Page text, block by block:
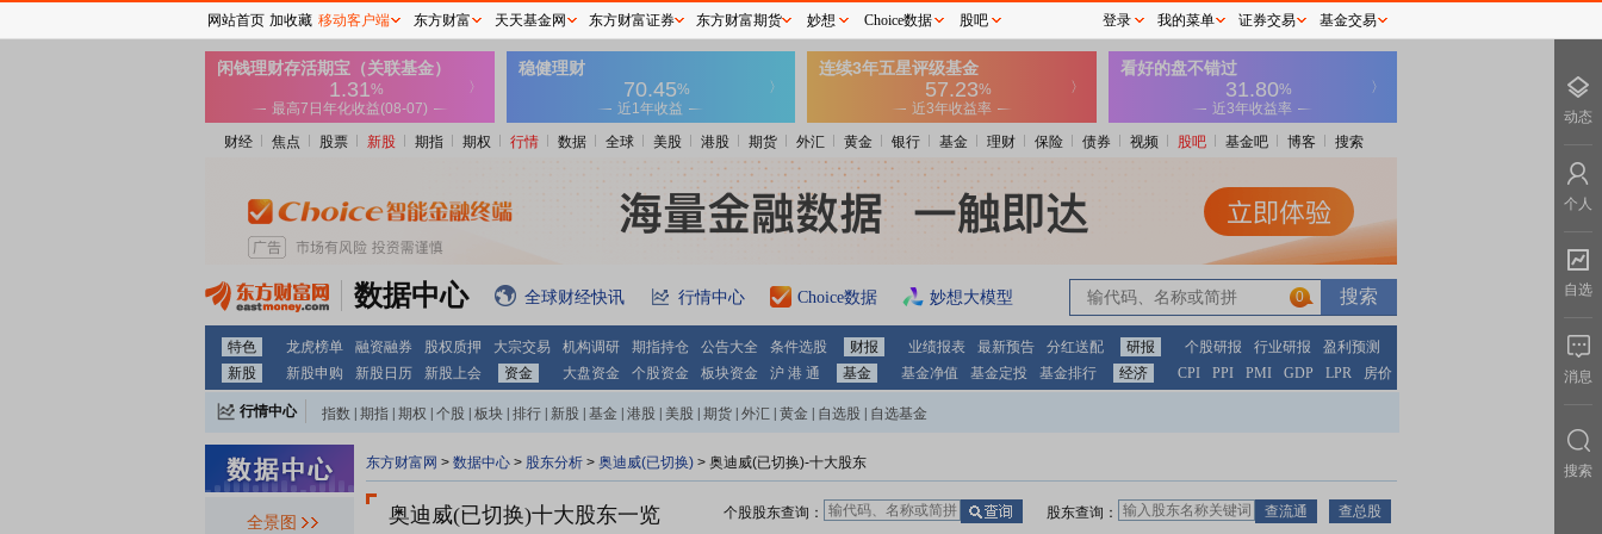
财经 焦点 股票 新股 期指 期权 行情 数据 全球 美股 港股 期货 外汇 黄金 银行 基金 理财 保险 债券 视频 股吧 基金吧 博客 搜索
数据中心 全球财经快讯 行情中心 Choice数据 妙想大模型 0
特色 龙虎榜单 融资融券 股权质押 大宗交易 机构调研 期指持仓 公告大全 条件选股 财报 业绩报表 最新预告 分红送配 研报 个股研报 行业研报
盈利预测
新股
新股申购 新股日历 新股上会 资金 大盘资金 个股资金 板块资金 沪 港 通 基金 基金净值 基金定投 基金排行 经济 CPI PPI PMI GDP LPR 房价
行情中心 指数 期指 期权 个股 板块 排行 新股 基金 港股 美股 期货 外汇 黄金 自选股 自选基金
全景图
东方财富网 > 数据中心 > 股东分析 > 奥迪威(已切换) > 奥迪威(已切换)-十大股东
奥迪威(已切换)十大股东一览 股东查询：
个股股东查询：
网站首页 加收藏 移动客户端 东方财富 天天基金网 东方财富证券 东方财富期货 妙想 Choice数据 股吧 登录 我的菜单 证券交易 基金交易
动态
个人
自选
消息
搜索